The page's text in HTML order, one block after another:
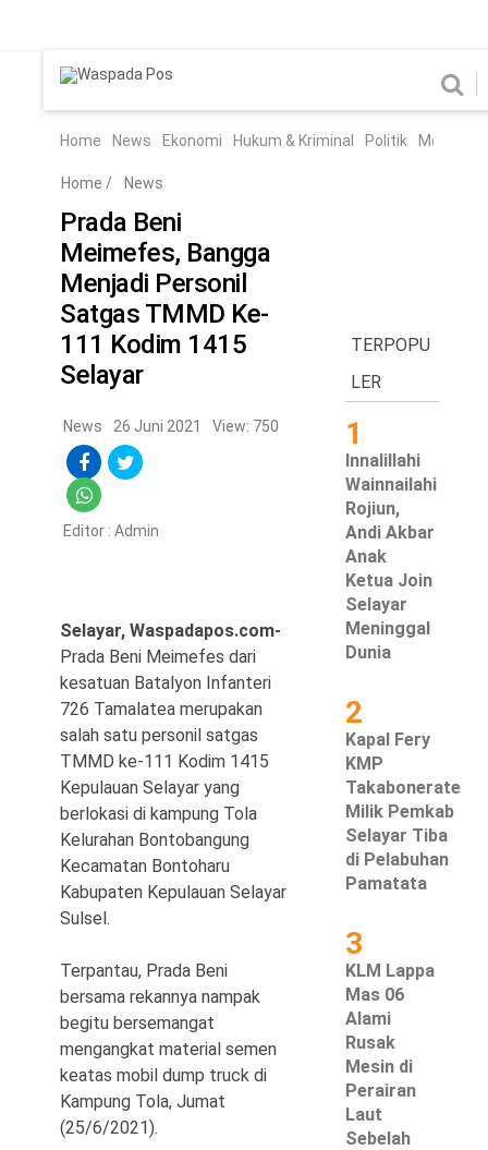
Ekonomi Hukum & Kriminal
Hiburan Pendidikan
Edukasi Tekno
Home
News
Ekonomi
Hukum & Kriminal
Metro
Hiburan
Pendidikan
Edukasi
Tekno
Copyright
Waspada
Home News Ekonomi Hukum & Kriminal Politik Metro
Home / News
Prada Beni
Meimefes, Bangga
Menjadi Personil
Satgas TMMD Ke-
111 Kodim 1415
Selayar
News 26 Juni 2021 View: 750
Editor : Admin
Selayar, Waspadapos.com-
Prada Beni Meimefes dari
kesatuan Batalyon Infanteri
726 Tamalatea merupakan
salah satu personil satgas
TMMD ke-111 Kodim 1415
Kepulauan Selayar yang
berlokasi di kampung Tola
Kelurahan Bontobangung
Kecamatan Bontoharu
Kabupaten Kepulauan Selayar
Sulsel.
Terpantau, Prada Beni
bersama rekannya nampak
begitu bersemangat
mengangkat material semen
keatas mobil dump truck di
Kampung Tola, Jumat
(25/6/2021).
TERPOPU
LER
1
Innalillahi
Wainnailahi
Rojiun,
Andi Akbar
Anak
Ketua Join
Selayar
Meninggal
Dunia
2
Kapal Fery
KMP
Takabonerate
Milik Pemkab
Selayar Tiba
di Pelabuhan
Pamatata
3
KLM Lappa
Mas 06
Alami
Rusak
Mesin di
Perairan
Laut
Sebelah